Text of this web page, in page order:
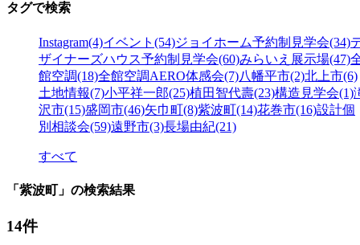
タグで検索
Instagram(4)イベント(54)ジョイホーム予約制見学会(34)
ザイナーズハウス予約制見学会(60)みらいえ展示場(47)
館空調(18)全館空調AERO体感会(7)八幡平市(2)北上市(6)
土地情報(7)小平祥一郎(25)植田智代壽(23)構造見学会(1)
沢市(15)盛岡市(46)矢巾町(8)紫波町(14)花巻市(16)設計個
別相談会(59)遠野市(3)長場由紀(21)
すべて
「紫波町」の検索結果
14件